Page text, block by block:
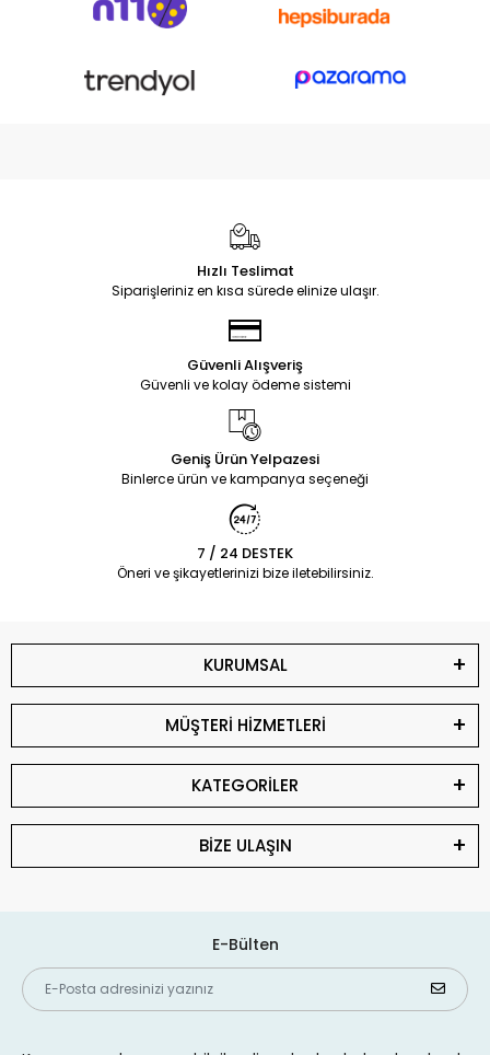
Hızlı Teslimat
Siparişleriniz en kısa sürede elinize ulaşır.
Güvenli Alışveriş
Güvenli ve kolay ödeme sistemi
Geniş Ürün Yelpazesi
Binlerce ürün ve kampanya seçeneği
7 / 24 DESTEK
Öneri ve şikayetlerinizi bize iletebilirsiniz.
KURUMSAL
MÜŞTERİ HİZMETLERİ
KATEGORİLER
BİZE ULAŞIN
E-Bülten